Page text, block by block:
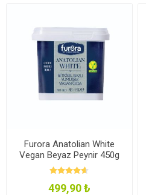
Furora Anatolian White
Vegan Beyaz Peynir 450g
499,90 ₺